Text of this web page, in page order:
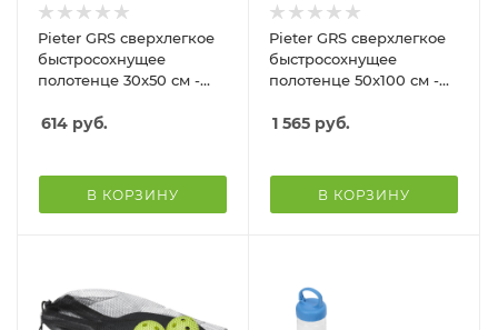
Pieter GRS сверхлегкое
быстросохнущее
полотенце 30x50 см -
614 руб.
В КОРЗИНУ
Pieter GRS сверхлегкое
быстросохнущее
полотенце 50x100 см -
1 565 руб.
В КОРЗИНУ